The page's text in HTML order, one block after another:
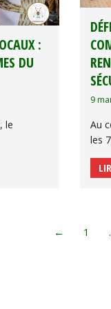
9
Au
les
:
DU
le
← 1